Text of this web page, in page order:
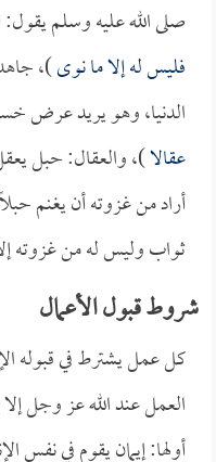
صلى الله عليه وسلم
فليس له إلا ما نوى)،
الدنيا، وهو يريد عرض
عقالا)، والعقال: حبل
أراد من غزوته أن يغنم
ثواب وليس له من غزوته
شروط قبول الأعمال
كل عمل يشترط في قبوله
العمل عند الله عز وجل
أولها: إيمان يقوم في نفس